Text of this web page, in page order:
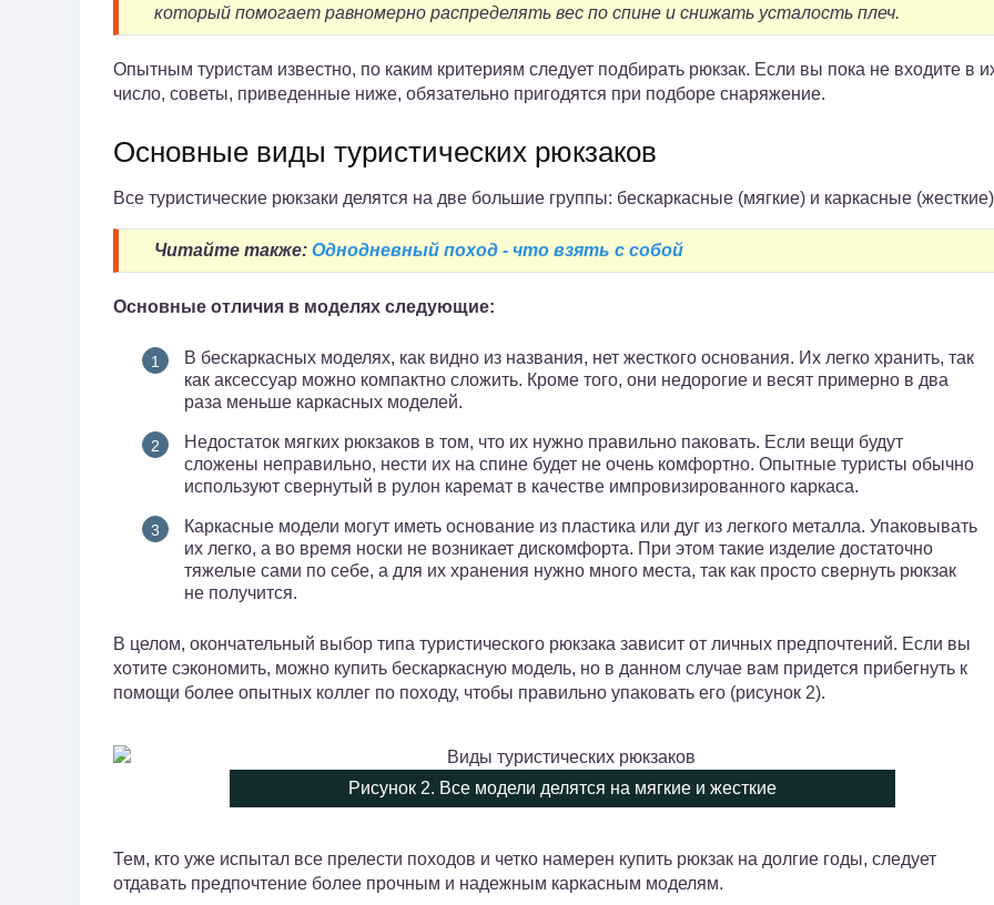
который помогает равномерно распределять вес по спине и снижать усталость плеч.
Опытным туристам известно, по каким критериям следует подбирать рюкзак. Если вы пока не входите в
число, советы, приведенные ниже, обязательно пригодятся при подборе снаряжение.
Основные виды туристических рюкзаков
Все туристические рюкзаки делятся на две большие группы: бескаркасные (мягкие) и каркасные
Читайте также:Однодневный поход - что взять с собой
Основные отличия в моделях следующие:
В бескаркасных моделях, как видно из названия, нет жесткого основания. Их легко хранить, так
как аксессуар можно компактно сложить. Кроме того, они недорогие и весят примерно в два
раза меньше каркасных моделей.
Недостаток мягких рюкзаков в том, что их нужно правильно паковать. Если вещи будут
сложены неправильно, нести их на спине будет не очень комфортно. Опытные туристы обычно
используют свернутый в рулон каремат в качестве импровизированного каркаса.
Каркасные модели могут иметь основание из пластика или дуг из легкого металла. Упаковывать
их легко, а во время носки не возникает дискомфорта. При этом такие изделие достаточно
тяжелые сами по себе, а для их хранения нужно много места, так как просто свернуть рюкзак
не получится.
В целом, окончательный выбор типа туристического рюкзака зависит от личных предпочтений. Если вы
хотите сэкономить, можно купить бескаркасную модель, но в данном случае вам придется прибегнуть к
помощи более опытных коллег по походу, чтобы правильно упаковать его (рисунок 2).
Рисунок 2. Все модели делятся на мягкие и жесткие
Тем, кто уже испытал все прелести походов и четко намерен купить рюкзак на долгие годы, следует
отдавать предпочтение более прочным и надежным каркасным моделям.